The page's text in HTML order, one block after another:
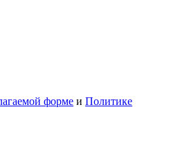
форме и Политике